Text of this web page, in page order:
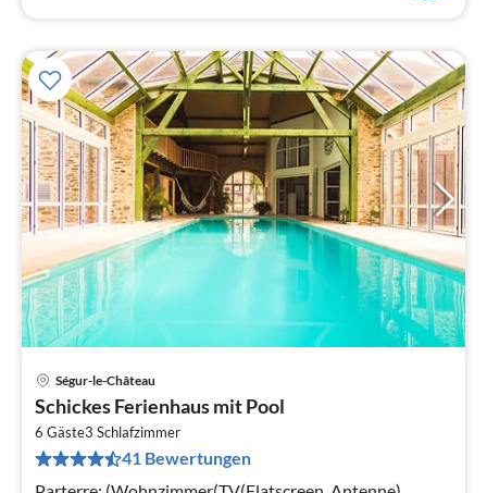
Ségur-le-Château
Schickes Ferienhaus mit Pool
6 Gäste3 Schlafzimmer
41 Bewertungen